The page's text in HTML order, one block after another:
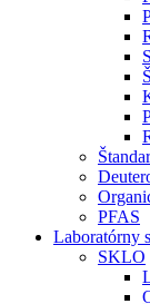
PFAS
Laboratórny
SKLO